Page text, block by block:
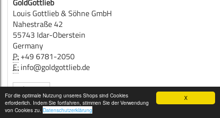
X
Für die optimale Nutzung unseres Shops sind Cookies
erforderlich. Indem Sie fortfahren, stimmen Sie der Verwendung
von Cookies zu. Datenschutzerklärung
Louis Gottlieb & Söhne GmbH
Nahestraße 42
55743 Idar-Oberstein
Germany
P: +49 6781-2050
E: info@goldgottlieb.de
Kontakt
Copyright © 2026 GoldGottlieb